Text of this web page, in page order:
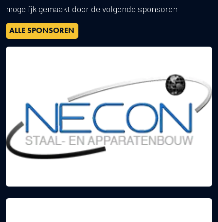
mogelijk gemaakt door de volgende sponsoren
ALLE SPONSOREN